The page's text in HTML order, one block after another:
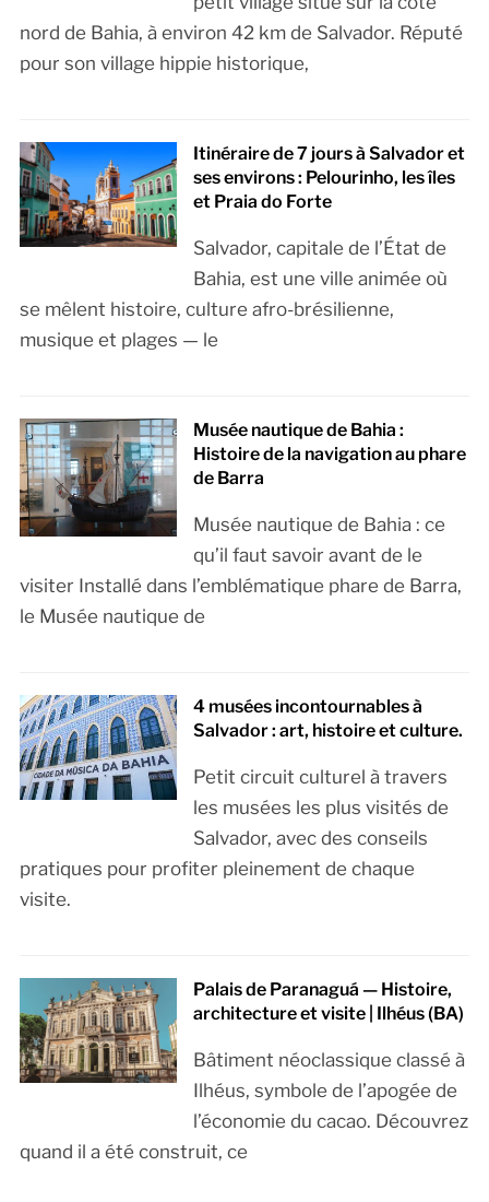
nord de Bahia, à environ 42 km de Salvador. Réputé
pour son village hippie historique,
Itinéraire de 7 jours à Salvador et
ses environs : Pelourinho, les îles
et Praia do Forte
Salvador, capitale de l’État de
Bahia, est une ville animée où
se mêlent histoire, culture afro-brésilienne,
musique et plages — le
Musée nautique de Bahia :
Histoire de la navigation au phare
de Barra
Musée nautique de Bahia : ce
qu’il faut savoir avant de le
visiter Installé dans l’emblématique phare de Barra,
le Musée nautique de
4 musées incontournables à
Salvador : art, histoire et culture.
Petit circuit culturel à travers
les musées les plus visités de
Salvador, avec des conseils
pratiques pour profiter pleinement de chaque
visite.
Palais de Paranaguá — Histoire,
architecture et visite | Ilhéus (BA)
Bâtiment néoclassique classé à
Ilhéus, symbole de l’apogée de
l’économie du cacao. Découvrez
quand il a été construit, ce